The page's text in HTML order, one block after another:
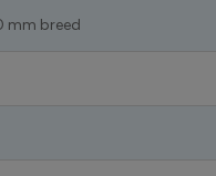
mm breed